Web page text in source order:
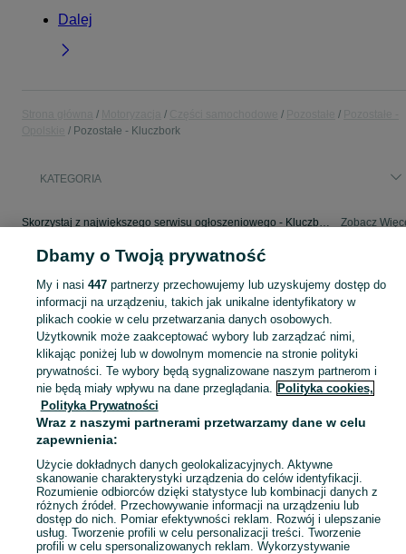
Dalej
Pozostałe - Kluczbork
KATEGORIA
Skorzystaj z największego serwisu ogłoszeniowego - Kluczbork i okolice! - kupuj lub sprzedawaj jeszcze wygodniej w kategorii Pozostałe! Zobacz
Mapa kategorii
Mapa miejscowości
Mapa ministron
Popularne wyszukiwania
Dbamy o Twoją prywatność
My i nasi 447partnerzy przechowujemy lub uzyskujemy dostęp do
informacji na urządzeniu, takich jak unikalne identyfikatory w
plikach cookie w celu przetwarzania danych osobowych.
Użytkownik może zaakceptować wybory lub zarządzać nimi,
klikając poniżej lub w dowolnym momencie na stronie polityki
prywatności. Te wybory będą sygnalizowane naszym partnerom i
nie będą miały wpływu na dane przeglądania. Polityka cookies,
Polityka Prywatności
Wraz z naszymi partnerami przetwarzamy dane w celu
zapewnienia:
Użycie dokładnych danych geolokalizacyjnych. Aktywne
skanowanie charakterystyki urządzenia do celów identyfikacji.
Rozumienie odbiorców dzięki statystyce lub kombinacji danych z
różnych źródeł. Przechowywanie informacji na urządzeniu lub
dostęp do nich. Pomiar efektywności reklam. Rozwój i ulepszanie
usług. Tworzenie profili w celu personalizacji treści. Tworzenie
profili w celu spersonalizowanych reklam. Wykorzystywanie